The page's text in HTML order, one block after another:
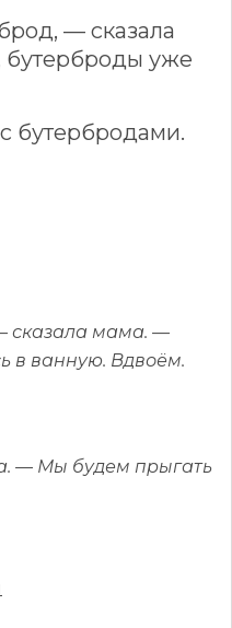
— сказала
уже
бутербродами.
сказала мама. —
в ванную. Вдвоём.
— Мы будем прыгать